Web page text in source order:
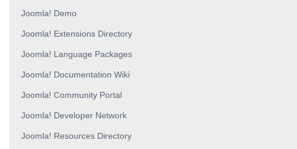
Joomla! Demo
Joomla! Extensions Directory
Joomla! Language Packages
Joomla! Documentation Wiki
Joomla! Community Portal
Joomla! Developer Network
Joomla! Resources Directory